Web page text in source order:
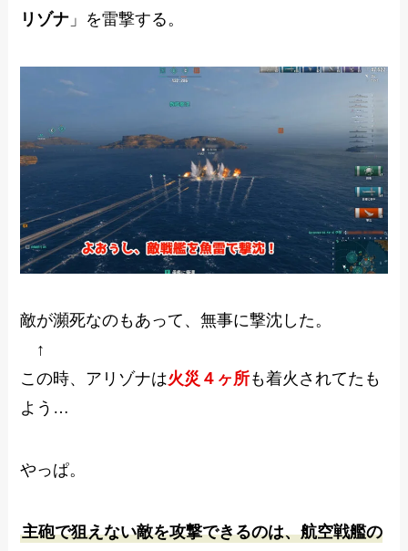
リゾナ 」を雷撃する。
敵が瀕死なのもあって、無事に撃沈した。
↑
この時、アリゾナは火災４ヶ所も着火されてたも
よう…
やっぱ。
主砲で狙えない敵を攻撃できるのは、航空戦艦の